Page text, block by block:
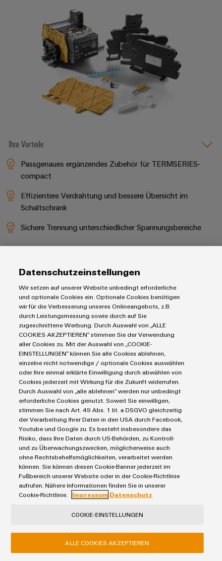
Ihre Vorteile
Passgenaues ergänzendes Zubehör für TERMSERIES-
compact
Effizientere Verdrahtung und bessere Übersicht im
Schaltschrank
Sichere Trennung unterschiedlicher Spannungsbereiche
Platzsparende Einspeiseklemmen
Für einfaches Einspeisen von Neutralleiter- oder
Minuspotentialen am Eingang oder von geschalteten
Potentialen am Ausgang. Querverbindungen ermöglichen
den platzsparenden Anschluss von Sensoren und Aktoren
ohne zusätzliche Durchgangsreihenklemmen.
ZUM PRODUKTKATALOG
Datenschutzeinstellungen
Wir setzen auf unserer Website unbedingt erforderliche
und optionale Cookies ein. Optionale Cookies benötigen
wir für die Verbesserung unseres Onlineangebots, z.B.
durch Leistungsmessung sowie durch auf Sie
zugeschnittene Werbung. Durch Auswahl von „ALLE
COOKIES AKZEPTIEREN“ stimmen Sie der Verwendung
aller Cookies zu. Mit der Auswahl von „COOKIE-
EINSTELLUNGEN“ können Sie alle Cookies ablehnen,
einzelne nicht notwendige / optionale Cookies auswählen
oder Ihre einmal erklärte Einwilligung durch abwählen von
Cookies jederzeit mit Wirkung für die Zukunft widerrufen.
Durch Auswahl von „alle ablehnen“ werden nur unbedingt
erforderliche Cookies genutzt. Soweit Sie einwilligen,
stimmen Sie nach Art. 49 Abs. 1 lit. a DSGVO gleichzeitig
der Verarbeitung Ihrer Daten in den USA durch Facebook,
Youtube und Google zu. Es besteht insbesondere das
Risiko, dass Ihre Daten durch US-Behörden, zu Kontroll-
und zu Überwachungszwecken, möglicherweise auch
ohne Rechtsbehelfsmöglichkeiten, verarbeitet werden
können. Sie können diesen Cookie-Banner jederzeit im
Fußbereich unserer Website oder in der Cookie-Richtlinie
aufrufen. Nähere Informationen finden Sie in unserer
Cookie-Richtlinie.
Impressum Datenschutz
COOKIE-EINSTELLUNGEN
ALLE COOKIES AKZEPTIEREN